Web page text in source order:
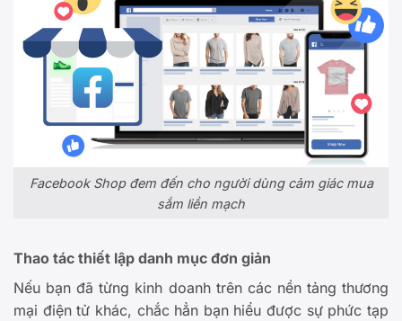
Facebook Shop đem đến cho người dùng cảm giác mua
sắm liền mạch
Thao tác thiết lập danh mục đơn giản
Nếu bạn đã từng kinh doanh trên các nền tảng thương
mại điện tử khác, chắc hẳn bạn hiểu được sự phức tạp